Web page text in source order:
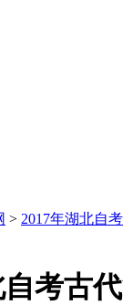
> 2017年湖北自
自考古